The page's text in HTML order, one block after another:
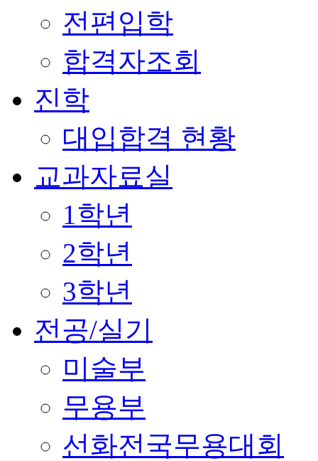
전편입학
합격자조회
진학
대입합격 현황
교과자료실
1학년
2학년
3학년
전공/실기
미술부
무용부
선화전국무용대회